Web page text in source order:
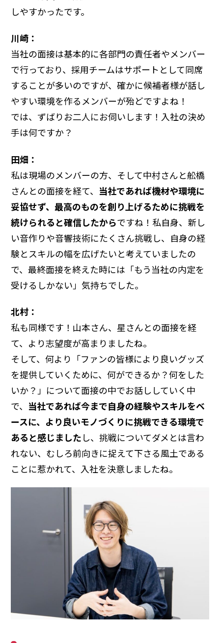
しやすかったです。
川崎：
当社の面接は基本的に各部門の責任者やメンバー
で行っており、採用チームはサポートとして同席
することが多いのですが、確かに候補者様が話し
やすい環境を作るメンバーが殆どですよね！
では、ずばりお二人にお伺いします！入社の決め
手は何ですか？
田畑：
私は現場のメンバーの方、そして中村さんと舩橋
さんとの面接を経て、 当社であれば機材や環境に
妥協せず、最高のものを創り上げるために挑戦を
続けられると確信したからですね！私自身、新し
い音作りや音響技術にたくさん挑戦し、自身の経
験とスキルの幅を広げたいと考えていましたの
で、最終面接を終えた時には「もう当社の内定を
受けるしかない」気持ちでした。
北村：
私も同様です！山本さん、星さんとの面接を経
て、より志望度が高まりましたね。
そして、何より「ファンの皆様により良いグッズ
を提供していくために、何ができるか？何をした
いか？」について面接の中でお話ししていく中
で、 当社であれば今まで自身の経験やスキルをベ
ースに、より良いモノづくりに挑戦できる環境で
あると感じましたし、挑戦についてダメとは言わ
れない、むしろ前向きに捉えて下さる風土である
ことに惹かれて、入社を決意しましたね。